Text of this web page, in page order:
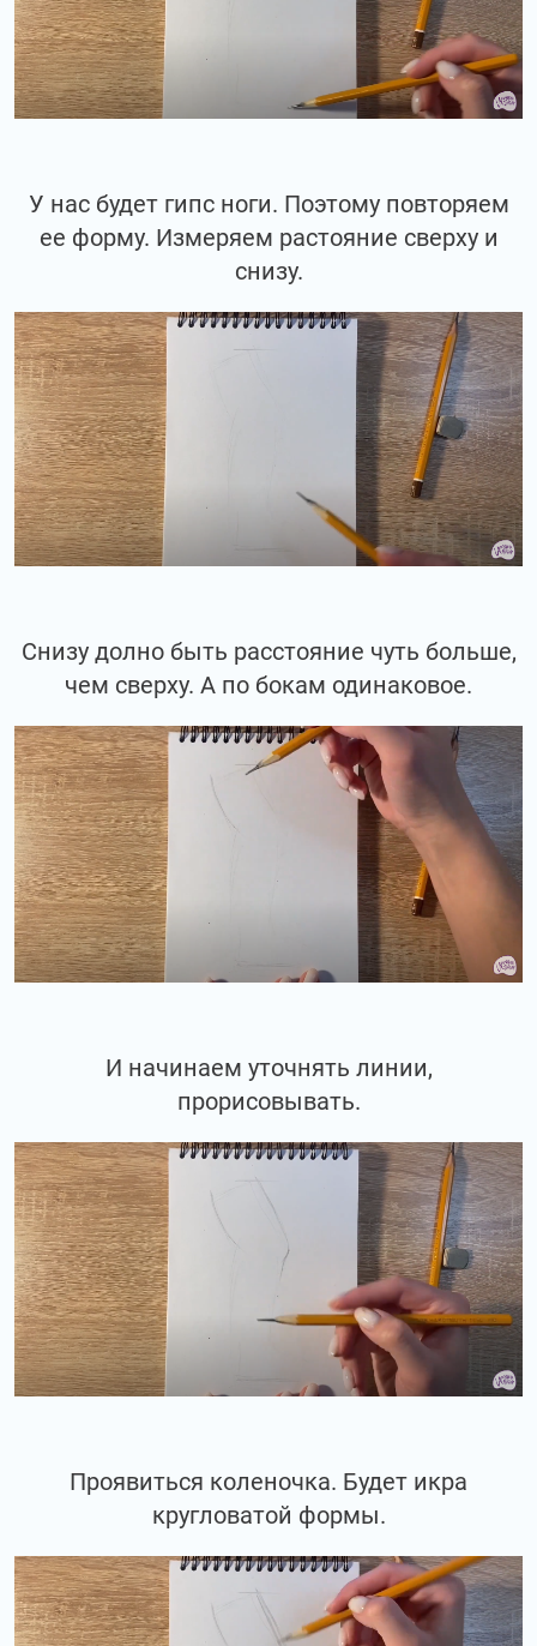
У нас будет гипс ноги. Поэтому повторяем
ее форму. Измеряем растояние сверху и
снизу.
Снизу долно быть расстояние чуть больше,
чем сверху. А по бокам одинаковое.
И начинаем уточнять линии,
прорисовывать.
Проявиться коленочка. Будет икра
кругловатой формы.